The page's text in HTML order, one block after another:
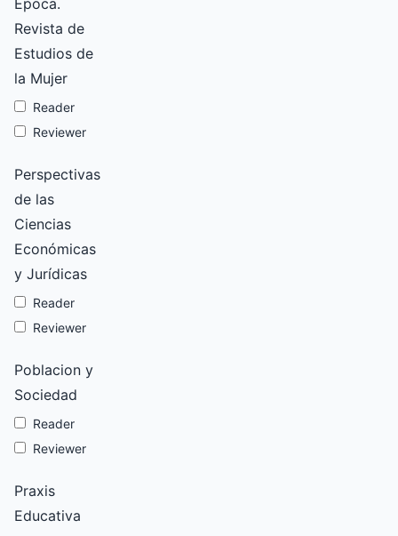
Época.
Revista de
Estudios de
la Mujer
Reader
Reviewer
Perspectivas
de las
Ciencias
Económicas
y Jurídicas
Reader
Reviewer
Poblacion y
Sociedad
Reader
Reviewer
Praxis
Educativa